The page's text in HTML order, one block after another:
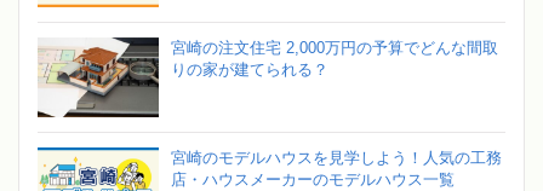
宮崎の注文住宅 2,000万円の予算でどんな間取
りの家が建てられる？
宮崎のモデルハウスを見学しよう！人気の工務
店・ハウスメーカーのモデルハウス一覧